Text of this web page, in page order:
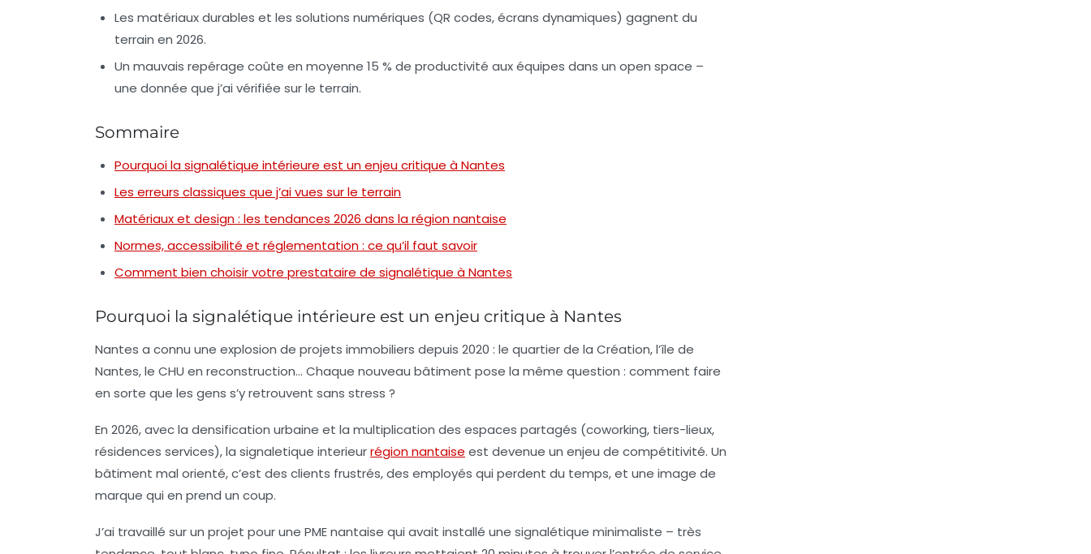
Les matériaux durables et les solutions numériques (QR codes, écrans dynamiques) gagnent du
terrain en 2026.
Un mauvais repérage coûte en moyenne 15 % de productivité aux équipes dans un open space –
une donnée que j’ai vérifiée sur le terrain.
Sommaire
Pourquoi la signalétique intérieure est un enjeu critique à Nantes
Les erreurs classiques que j’ai vues sur le terrain
Matériaux et design : les tendances 2026 dans la région nantaise
Normes, accessibilité et réglementation : ce qu’il faut savoir
Comment bien choisir votre prestataire de signalétique à Nantes
Pourquoi la signalétique intérieure est un enjeu critique à Nantes
Nantes a connu une explosion de projets immobiliers depuis 2020 : le quartier de la Création, l’île de
Nantes, le CHU en reconstruction… Chaque nouveau bâtiment pose la même question : comment faire
en sorte que les gens s’y retrouvent sans stress ?
En 2026, avec la densification urbaine et la multiplication des espaces partagés (coworking, tiers-lieux,
résidences services), la signaletique interieurrégion nantaise est devenue un enjeu de compétitivité. Un
bâtiment mal orienté, c’est des clients frustrés, des employés qui perdent du temps, et une image de
marque qui en prend un coup.
J’ai travaillé sur un projet pour une PME nantaise qui avait installé une signalétique minimaliste – très